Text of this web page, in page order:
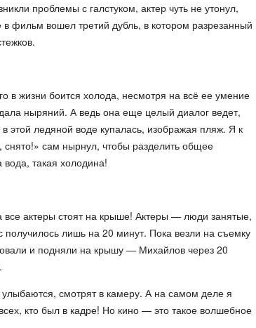
проблемы с галстуком, актер чуть не утонул,
в фильм вошел третий дубль, в котором разрезанный
в жизни боится холода, несмотря на всё ее умение
ныряний. А ведь она еще целый диалог ведет,
этой ледяной воде купалась, изображая пляж. Я к
сам нырнул, чтобы разделить общее
вода, такая холодина!
все актеры стоят на крыше! Актеры — люди занятые,
получилось лишь на 20 минут. Пока везли на съемку
и подняли на крышу — Михайлов через 20
смотрят в камеру. А на самом деле я
кто был в кадре! Но кино — это такое волшебное